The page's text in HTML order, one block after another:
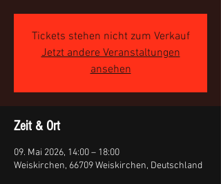
Tickets stehen nicht zum Verkauf
Jetzt andere Veranstaltungen
ansehen
Zeit & Ort
09. Mai 2026, 14:00 – 18:00
Weiskirchen, 66709 Weiskirchen, Deutschland